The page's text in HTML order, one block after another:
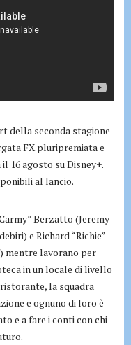
della seconda stagione
FX pluripremiata e
16 agosto su Disney+.
al lancio.
Berzatto (Jeremy
e Richard “Richie”
mentre lavorano per
in un locale di livello
la squadra
e ognuno di loro è
e a fare i conti con chi